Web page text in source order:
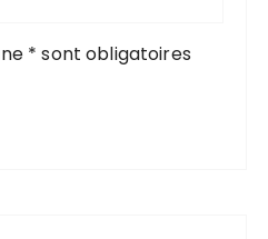
* sont obligatoires